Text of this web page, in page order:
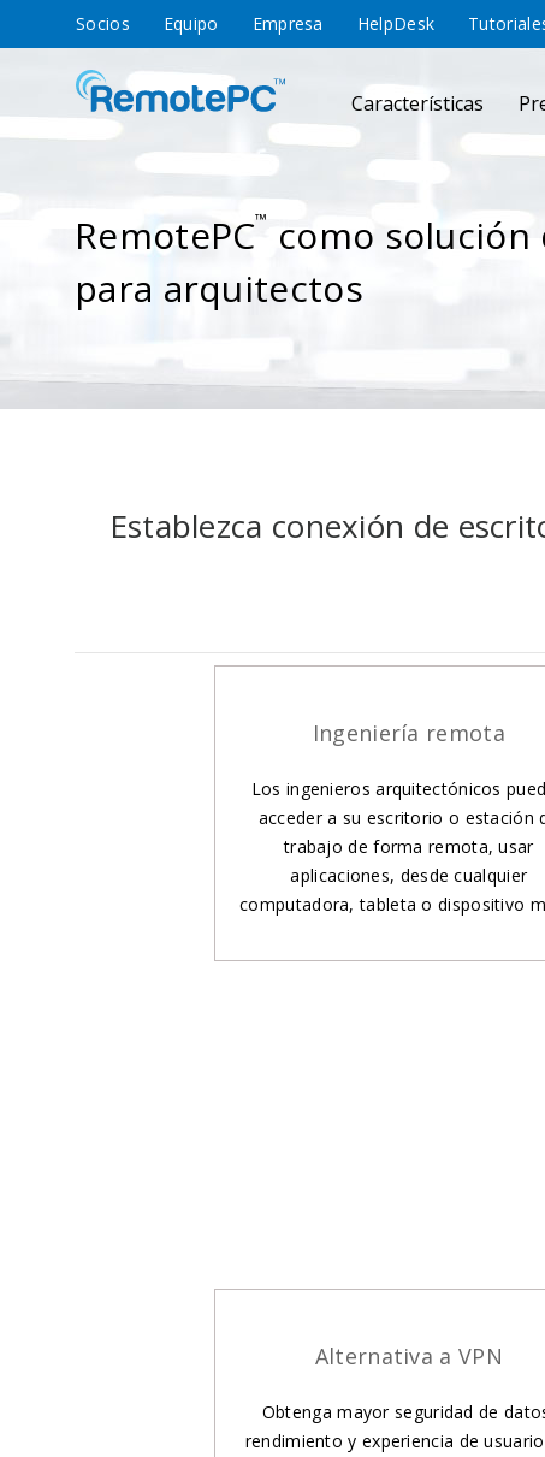
Socios Equipo Empresa HelpDesk
Características
RemotePC™
como solución
para arquitectos
Establezca conexión de
Ingeniería remota
Los ingenieros arquitectónicos
acceder a su escritorio o estación
trabajo de forma remota, usar
aplicaciones, desde cualquier
computadora, tableta o dispositivo
Alternativa a VPN
Obtenga mayor seguridad de
rendimiento y experiencia de